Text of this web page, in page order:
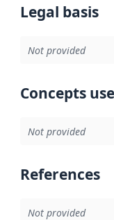
Legal basis
Not provided
Concepts
Not provided
References
Not provided